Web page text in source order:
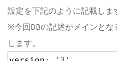
設定を下記のように記載しま
※今回DBの記述がメインと
します。